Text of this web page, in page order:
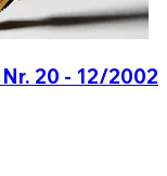
20 - 12/2002